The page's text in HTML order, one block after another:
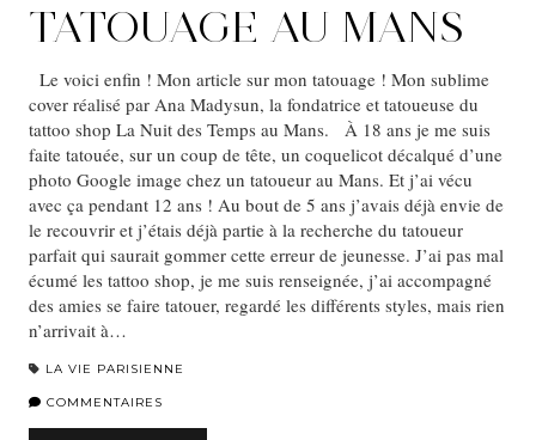
TATOUAGE AU MANS
Le voici enfin ! Mon article sur mon tatouage ! Mon sublime
cover réalisé par Ana Madysun, la fondatrice et tatoueuse du
tattoo shop La Nuit des Temps au Mans. À 18 ans je me suis
faite tatouée, sur un coup de tête, un coquelicot décalqué d’une
photo Google image chez un tatoueur au Mans. Et j’ai vécu
avec ça pendant 12 ans ! Au bout de 5 ans j’avais déjà envie de
le recouvrir et j’étais déjà partie à la recherche du tatoueur
parfait qui saurait gommer cette erreur de jeunesse. J’ai pas mal
écumé les tattoo shop, je me suis renseignée, j’ai accompagné
des amies se faire tatouer, regardé les différents styles, mais rien
n’arrivait à…
LA VIE PARISIENNE
COMMENTAIRES